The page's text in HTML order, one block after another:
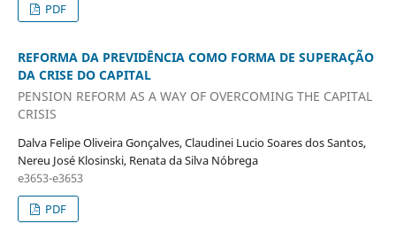
PDF
REFORMA DA PREVIDÊNCIA COMO FORMA DE SUPERAÇÃO
DA CRISE DO CAPITAL
PENSION REFORM AS A WAY OF OVERCOMING THE CAPITAL
CRISIS
Dalva Felipe Oliveira Gonçalves, Claudinei Lucio Soares dos Santos,
Nereu José Klosinski, Renata da Silva Nóbrega
e3653-e3653
PDF